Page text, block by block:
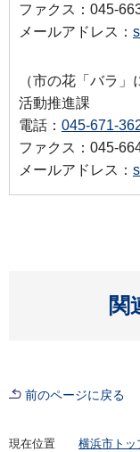
ファクス：045-
メールアドレス：
（市の花「バラ
活動推進課
電話： 045-671-
ファクス：045-
メールアドレス：
関
前のページに戻る
現在位置 横浜市トッ